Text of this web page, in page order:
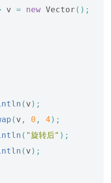
v = new Vector ();
( v );
( v , 0 , 4 );
( "旋转后" );
( v );